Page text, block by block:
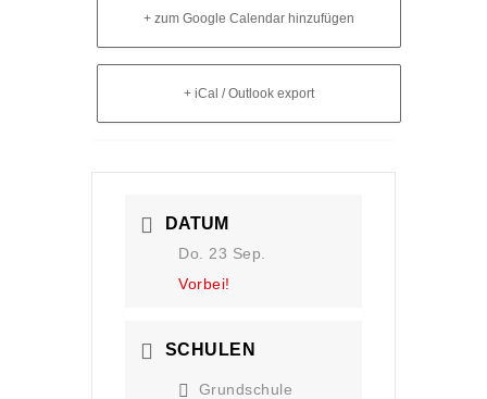
+ zum Google Calendar hinzufügen
+ iCal / Outlook export
DATUM
Do. 23 Sep.
Vorbei!
SCHULEN
Grundschule